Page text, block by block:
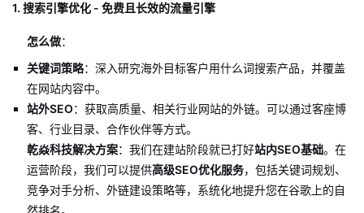
1. 搜索引擎优化 - 免费且长效的流量引擎
怎么做：
关键词策略：深入研究海外目标客户用什么词搜索产品，并覆盖
在网站内容中。
站外SEO：获取高质量、相关行业网站的外链。可以通过客座博
客、行业目录、合作伙伴等方式。
乾焱科技解决方案：我们在建站阶段就已打好站内SEO基础。在
运营阶段，我们可以提供高级SEO优化服务，包括关键词规划、
竞争对手分析、外链建设策略等，系统化地提升您在谷歌上的自
然排名。